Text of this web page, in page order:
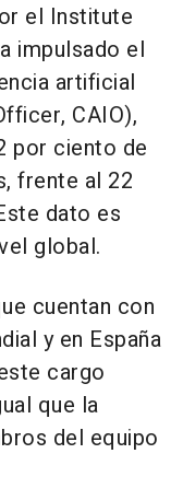
el Institute
impulsado el
artificial
CAIO),
por ciento de
frente al 22
dato es
global.
cuentan con
y en España
cargo
que la
del equipo